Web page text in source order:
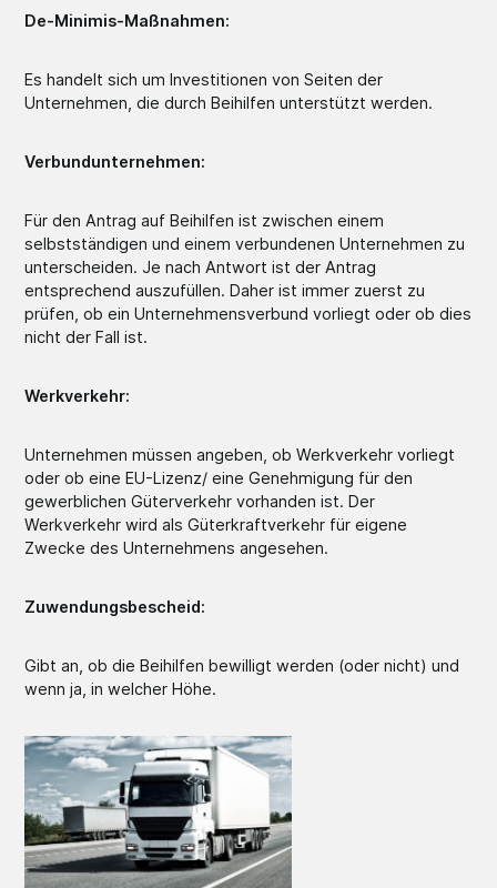
De-Minimis-Maßnahmen:
Es handelt sich um Investitionen von Seiten der
Unternehmen, die durch Beihilfen unterstützt werden.
Verbundunternehmen:
Für den Antrag auf Beihilfen ist zwischen einem
selbstständigen und einem verbundenen Unternehmen zu
unterscheiden. Je nach Antwort ist der Antrag
entsprechend auszufüllen. Daher ist immer zuerst zu
prüfen, ob ein Unternehmensverbund vorliegt oder ob dies
nicht der Fall ist.
Werkverkehr:
Unternehmen müssen angeben, ob Werkverkehr vorliegt
oder ob eine EU-Lizenz/ eine Genehmigung für den
gewerblichen Güterverkehr vorhanden ist. Der
Werkverkehr wird als Güterkraftverkehr für eigene
Zwecke des Unternehmens angesehen.
Zuwendungsbescheid:
Gibt an, ob die Beihilfen bewilligt werden (oder nicht) und
wenn ja, in welcher Höhe.